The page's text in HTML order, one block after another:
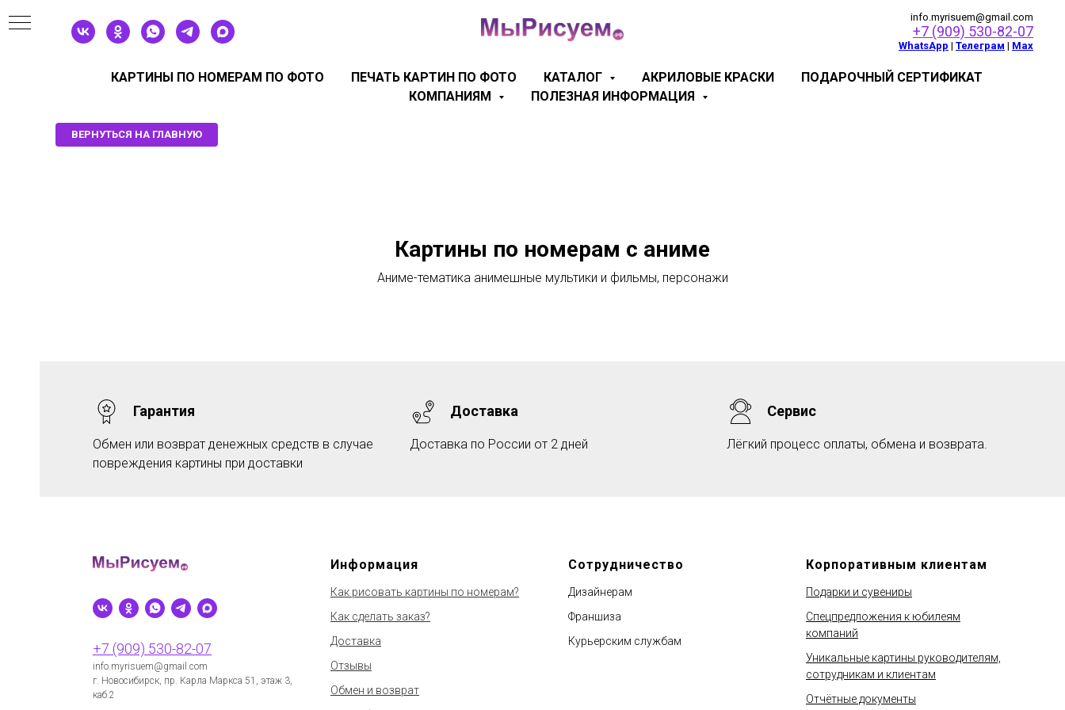
info.myrisuem@gmail.com
+7 (909) 530-82-07
WhatsApp | Телеграм | Мах
КАРТИНЫ ПО НОМЕРАМ ПО ФОТО ПЕЧАТЬ КАРТИН ПО ФОТО КАТАЛОГ АКРИЛОВЫЕ КРАСКИ
ПОДАРОЧНЫЙ СЕРТИФИКАТ
КОМПАНИЯМ
ПОЛЕЗНАЯ ИНФОРМАЦИЯ
ВЕРНУТЬСЯ НА ГЛАВНУЮ
Картины по номерам с аниме
Аниме-тематика анимешные мультики и фильмы, персонажи
Гарантия
Обмен или возврат денежных средств в случае
повреждения картины при доставки
Доставка
Доставка по России от 2 дней
Сервис
Лёгкий процесс оплаты, обмена и возврата.
+7 (909) 530-82-07
info.myrisuem@gmail.com
г. Новосибирск, пр. Карла Маркса 51, этаж 3,
каб.2
Информация
Как рисовать картины по номерам?
Как сделать заказ?
Доставка
Отзывы
Обмен и возврат
Сотрудничество
Дизайнерам
Франшиза
Курьерским службам
Корпоративным клиентам
Подарки и сувениры
Спецпредложения к юбилеям
компаний
Уникальные картины руководителям,
сотрудникам и клиентам
Отчётные документы